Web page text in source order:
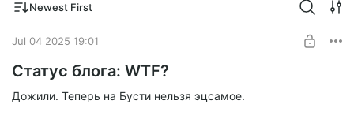
Newest First
Jul 04 2025 19:01
Статус блога: WTF?
Дожили. Теперь на Бусти нельзя эцсамое.